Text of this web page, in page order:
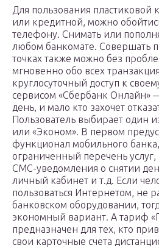
Для пользования пластиковой
или кредитной, можно
телефону. Снимать или
любом банкомате. Совершать
точках также можно без
мгновенно обо всех
круглосуточный доступ к
сервисом «Сбербанк Онлайн»
день, и мало кто захочет
Пользователь выбирает один
или «Эконом». В первом
функционал мобильного
ограниченный перечень услуг,
СМС-уведомления о снятии
личный кабинет и т.д. Если
пользоваться Интернетом, не
банковском оборудовании,
экономный вариант. А тариф
предназначен для тех, кто
свои карточные счета